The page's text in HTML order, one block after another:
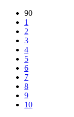
90
1
2
3
4
5
6
7
8
9
10